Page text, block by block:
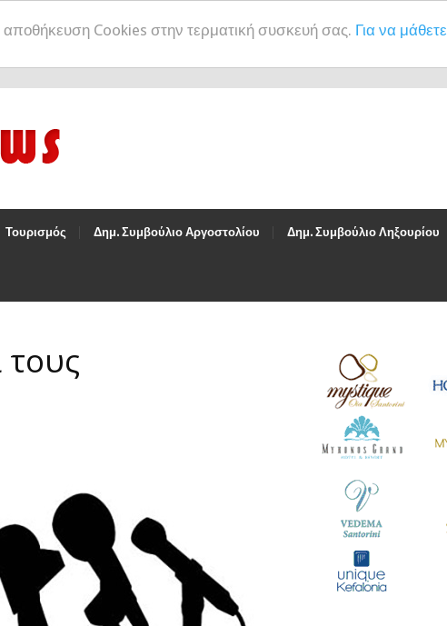
Cookies στην τερματική συσκευή σας. Για να μάθετε
Τουρισμός Δημ. Συμβούλιο Αργοστολίου Δημ. Συμβούλιο Ληξουρίου